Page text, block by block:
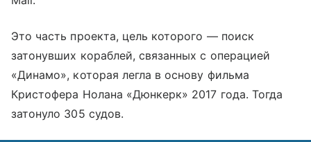
Это часть проекта, цель которого — поиск
затонувших кораблей, связанных с операцией
«Динамо», которая легла в основу фильма
Кристофера Нолана «Дюнкерк» 2017 года. Тогда
затонуло 305 судов.